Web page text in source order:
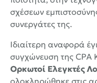
σχέσεων
συνεργάτες της.
Ιδιαίτερη αναφορά
συγχώνευση της CPA
Ορκωτοί Ελεγκτές
ολοκληρώθηκε στις